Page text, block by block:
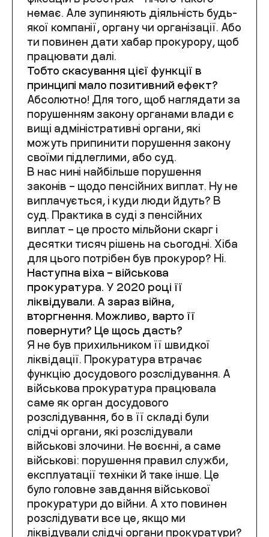
немає. Але зупиняють діяльність будь-
якої компанії, органу чи організації. Або
ти повинен дати хабар прокурору, щоб
працювати далі.
Тобто скасування цієї функції в
принципі мало позитивний ефект?
Абсолютно! Для того, щоб наглядати за
порушенням закону органами влади є
вищі адміністративні органи, які
можуть припинити порушення закону
своїми підлеглими, або суд.
В нас нині найбільше порушення
законів – щодо пенсійних виплат. Ну не
виплачується, і куди люди йдуть? В
суд. Практика в суді з пенсійних
виплат – це просто мільйони скарг і
десятки тисяч рішень на сьогодні. Хіба
для цього потрібен був прокурор? Ні.
Наступна віха – військова
прокуратура. У 2020 році її
ліквідували. А зараз війна,
вторгнення. Можливо, варто її
повернути? Це щось дасть?
Я не був прихильником її швидкої
ліквідації. Прокуратура втрачає
функцію досудового розслідування. А
військова прокуратура працювала
саме як орган досудового
розслідування, бо в її складі були
слідчі органи, які розслідували
військові злочини. Не воєнні, а саме
військові: порушення правил служби,
експлуатації техніки й таке інше. Це
було головне завдання військової
прокуратури до війни. А хто повинен
розслідувати все це, якщо ми
ліквідували слідчі органи прокуратури?